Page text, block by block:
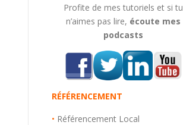
Profite de mes tutoriels et si tu
n’aimes pas lire, écoute mes
podcasts
RÉFÉRENCEMENT
• Référencement Local